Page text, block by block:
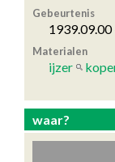
Gebeurtenis
Materialen
ijzer
waar?